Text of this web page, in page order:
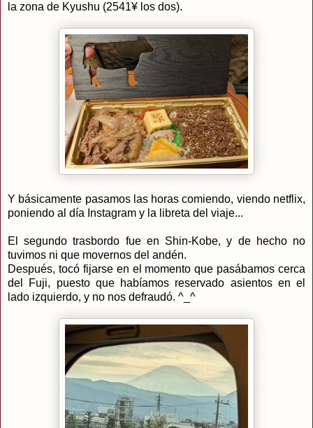
la zona de Kyushu (2541¥ los dos).
Y básicamente pasamos las horas comiendo, viendo netflix,
poniendo al día Instagram y la libreta del viaje...
El segundo trasbordo fue en Shin-Kobe, y de hecho no
tuvimos ni que movernos del andén.
Después, tocó fijarse en el momento que pasábamos cerca
del Fuji, puesto que habíamos reservado asientos en el
lado izquierdo, y no nos defraudó. ^_^